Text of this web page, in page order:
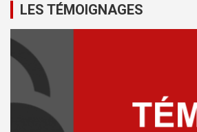
LES TÉMOIGNAGES